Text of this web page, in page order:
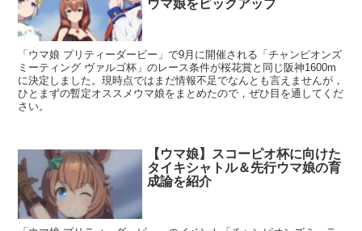
ウマ娘をピックアップ
「ウマ娘 プリティーダービー」で9月に開催される「チャンピオンズ
ミーティング ヴァルゴ杯」のレース条件が桜花賞と同じ阪神1600m
に決定しました。現時点ではまだ情報不足でなんとも言えませんが，
ひとまずの暫定オススメウマ娘をまとめたので，ぜひ目を通してくだ
さい。
【ウマ娘】スコーピオ杯に向けた
タイキシャトル＆先行ウマ娘の育
成論を紹介